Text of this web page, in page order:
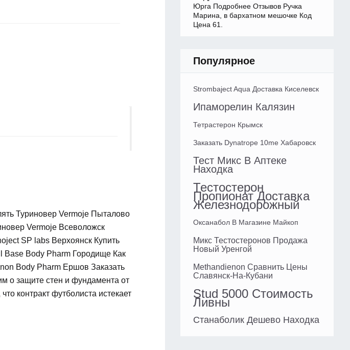
Туриновер Vermoje Пыталово
Vermoje Всеволожск
SP labs Верхоянск Купить
Base Body Pharm Городище Как
Body Pharm Ершов Заказать
о защите стен и фундамента от
контракт футболиста истекает
Юрга Подробнее Отзывов Ручка
Марина, в бархатном мешочке Код
Цена 61.
Популярное
Strombaject Aqua Доставка Киселевск
Ипаморелин Калязин
Тетрастерон Крымск
Заказать Dynatrope 10me Хабаровск
Тест Микс В Аптеке
Находка
Тестостерон
Пропионат Доставка
Железнодорожный
Оксанабол В Магазине Майкоп
Микс Тестостеронов Продажа
Новый Уренгой
Methandienon Сравнить Цены
Славянск-На-Кубани
Stud 5000 Стоимость
Ливны
Станаболик Дешево Находка